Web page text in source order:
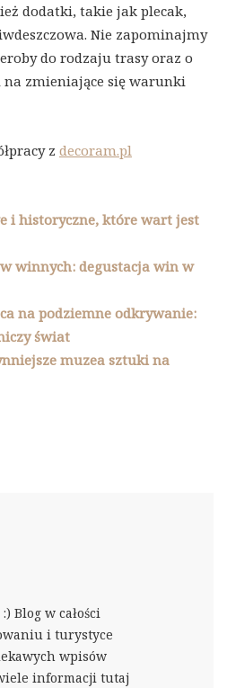
dodatki, takie jak plecak,
Nie zapominajmy
do rodzaju trasy oraz o
zmieniające się warunki
z decoram.pl
i historyczne, które wart jest
winnych: degustacja win w
na podziemne odkrywanie:
świat
muzea sztuki na
Blog w całości
i turystyce
wpisów
informacji tutaj